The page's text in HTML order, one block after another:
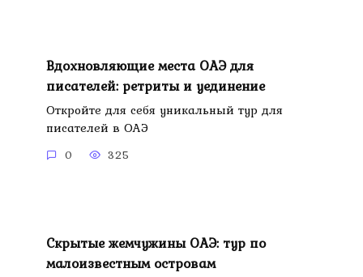
Вдохновляющие места ОАЭ для
писателей: ретриты и уединение
Откройте для себя уникальный тур для
писателей в ОАЭ
0 325
Скрытые жемчужины ОАЭ: тур по
малоизвестным островам